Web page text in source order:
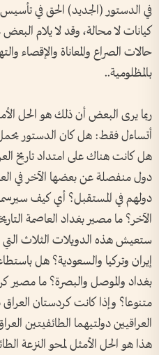
في الدستور (الجديد) الحق في تأسيس
كيانات لا محالة، وقد لا يلام
حالات الصراع والمعاناة والإقصاء
بالمظلومية..
ربما يرى البعض أن ذلك هو الحل
أتساءل فقط: هل كان الدستور
هل كانت هناك على امتداد تاريخ
دول منفصلة عن بعضها الآخر في
دولهم في المستقبل؟ أي كيف
الآخر؟ ما مصير بغداد العاصمة
ستعيش هذه الدويلات الثلاث التي
إيران وتركيا والسعودية؟ هل
بغداد والموصل والبصرة؟ ما مصير
متنوعا؟ وإذا كانت كردستان
العراقيين دولتيهما الطائفيتين
هذا هو الحل الأمثل لمحو النزعة